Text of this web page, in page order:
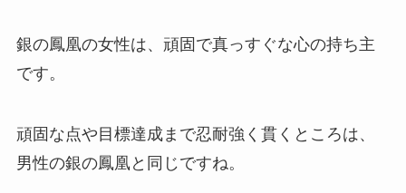
銀の鳳凰の女性は、頑固で真っすぐな心の持ち主
です。
頑固な点や目標達成まで忍耐強く貫くところは、
男性の銀の鳳凰と同じですね。